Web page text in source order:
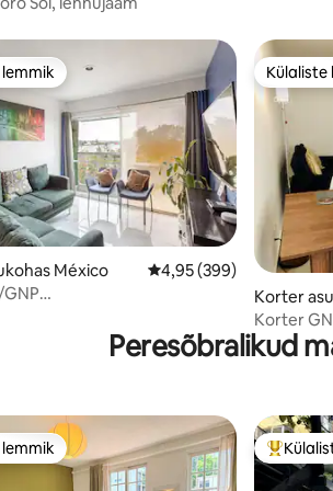
188 hinnangut
México Keskmine hinnang
4,95 (399)
Külaliste
Külaliste
Korter
Korter
Peresõbralikud
Külaliste